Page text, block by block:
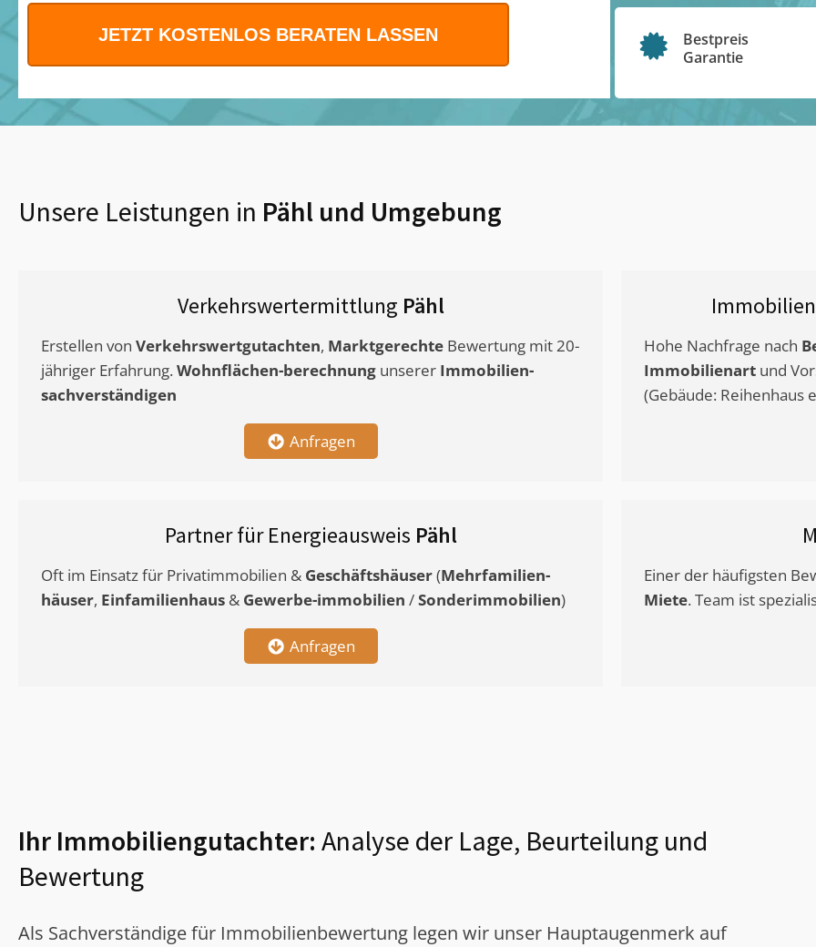
Bestpreis
Garantie
Unsere Leistungen in Pähl und Umgebung
Verkehrswertermittlung Pähl
Erstellen von Verkehrswertgutachten, Marktgerechte Bewertung mit 20-
jähriger Erfahrung. Wohnflächen-berechnung unserer Immobilien-
sachverständigen
Anfragen
Hohe Nachfrage nach
Immobilienart und
(Gebäude: Reihenhaus
Partner für Energieausweis Pähl
Oft im Einsatz für Privatimmobilien & Geschäftshäuser(Mehrfamilien-
häuser, Einfamilienhaus & Gewerbe-immobilien /Sonderimmobilien)
Anfragen
Einer der häufigsten
Miete. Team ist
Ihr Immobiliengutachter: Analyse der Lage, Beurteilung und
Bewertung
Als Sachverständige für Immobilienbewertung legen wir unser Hauptaugenmerk auf